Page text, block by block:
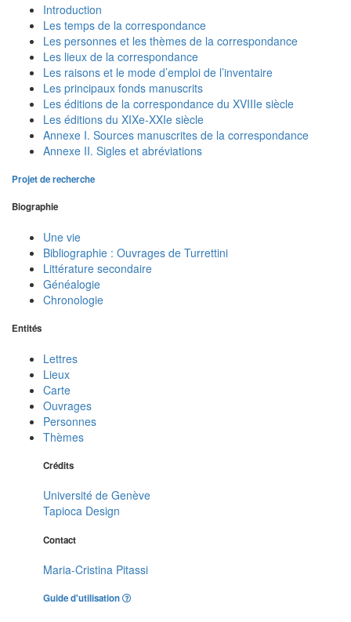
Introduction
Les temps de la correspondance
Les personnes et les thèmes de la correspondance
Les lieux de la correspondance
Les raisons et le mode d’emploi de l’inventaire
Les principaux fonds manuscrits
Les éditions de la correspondance du XVIIIe siècle
Les éditions du XIXe-XXIe siècle
Annexe I. Sources manuscrites de la correspondance
Annexe II. Sigles et abréviations
Projet de recherche
Biographie
Une vie
Bibliographie : Ouvrages de Turrettini
Littérature secondaire
Généalogie
Chronologie
Entités
Lettres
Lieux
Carte
Ouvrages
Personnes
Thèmes
Crédits
Université de Genève
Tapioca Design
Contact
Maria-Cristina Pitassi
Guide d'utilisation